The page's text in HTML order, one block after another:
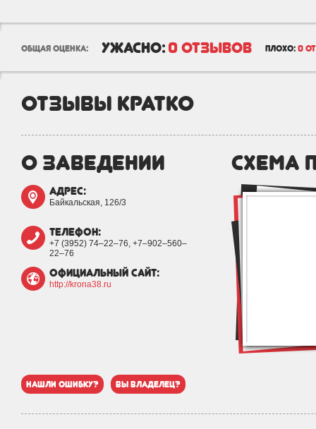
общая оценка: ужасно: 0 отзывов плохо: 0
отзывы кратко
о заведении
адрес:
Байкальская, 126/3
телефон:
+7 (3952) 74‒22‒76, +7‒902‒560‒
22‒76
официальный сайт:
http://krona38.ru
схема
нашли ошибку? вы владелец?